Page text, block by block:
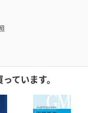
ています。